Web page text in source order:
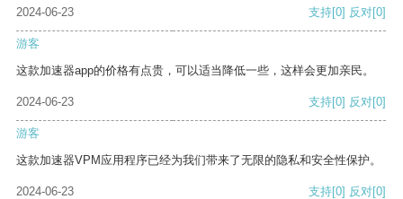
2024-06-23 支持[0] 反对[0]
游客
这款加速器app的价格有点贵，可以适当降低一些，这样会更加亲民。
2024-06-23 支持[0] 反对[0]
游客
这款加速器VPM应用程序已经为我们带来了无限的隐私和安全性保护。
2024-06-23 支持[0] 反对[0]